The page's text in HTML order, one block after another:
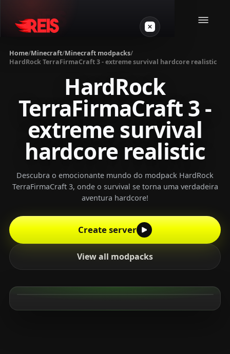
Other games
VPS Gamer
Login
Create server
Home/Minecraft/Minecraft modpacks/
HardRock TerraFirmaCraft 3 - extreme survival hardcore realistic
HardRock
TerraFirmaCraft 3 -
extreme survival
hardcore realistic
Descubra o emocionante mundo do modpack HardRock
TerraFirmaCraft 3, onde o survival se torna uma verdadeira
aventura hardcore!
Create server
View all modpacks